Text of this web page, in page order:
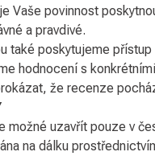
Vaše povinnost
a pravdivé.
také poskytujeme
hodnocení s
že recenze
možné uzavřít pouze v
na dálku